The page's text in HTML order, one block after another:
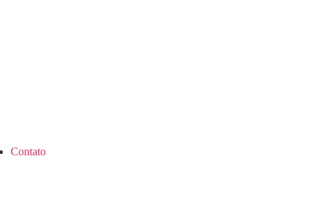
Contato